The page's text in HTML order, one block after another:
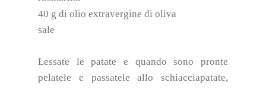
40 g di olio extravergine di oliva
sale
Lessate le patate e quando sono pronte
pelatele e passatele allo schiacciapatate,